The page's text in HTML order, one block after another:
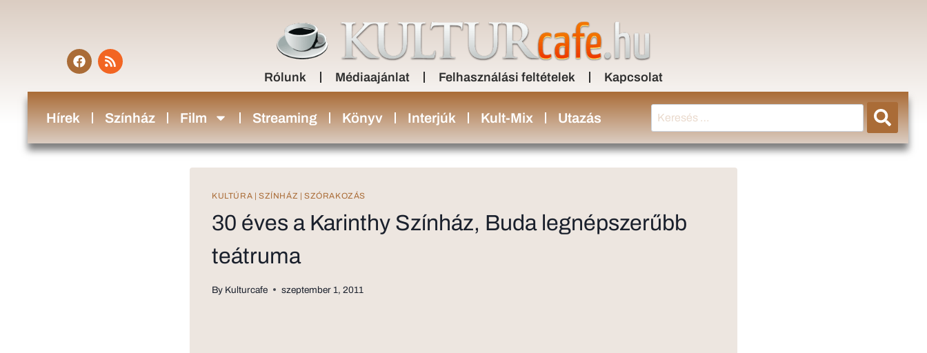
Rólunk Médiaajánlat Felhasználási feltételek Kapcsolat
Hírek Színház Film Streaming Könyv Interjúk Kult-Mix Utazás
KULTÚRA SZÍNHÁZ SZÓRAKOZÁS
30 éves a Karinthy Színház, Buda legnépszerűbb
teátruma
By Kulturcafe szeptember 1, 2011